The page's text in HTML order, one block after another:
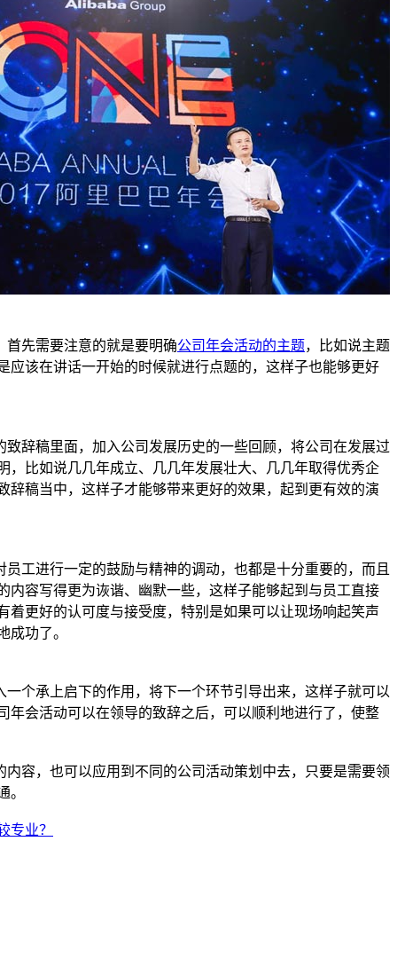
先需要注意的就是要明确公司年会活动的主题，比如说主题
应该在讲话一开始的时候就进行点题的，这样子也能够更好
稿里面，加入公司发展历史的一些回顾，将公司在发展过
，比如说几几年成立、几几年发展壮大、几几年取得优秀企
稿当中，这样子才能够带来更好的效果，起到更有效的演
进行一定的鼓励与精神的调动，也都是十分重要的，而且
内容写得更为诙谐、幽默一些，这样子能够起到与员工直接
着更好的认可度与接受度，特别是如果可以让现场响起笑声
成功了。
承上启下的作用，将下一个环节引导出来，这样子就可以
年会活动可以在领导的致辞之后，可以顺利地进行了，使整
，也可以应用到不同的公司活动策划中去，只要是需要领
。
专业？